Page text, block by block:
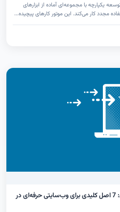
یکپارچه با مجموعه‌ای آماده از ابزارهای
مجدد کار می‌کند. این موتور کارهای پیچیده...
راهنمای جامع طراحی سایت مدرن: 7 اصل کلیدی برای وب‌سایتی حرفه‌ای در